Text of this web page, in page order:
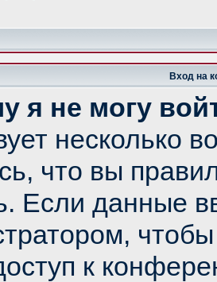
Вход на
я не могу
несколько
что вы
Если данные
к